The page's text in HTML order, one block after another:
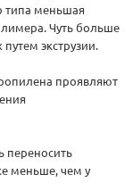
типа меньшая
Чуть больше
экструзии.
проявляют
переносить
меньше, чем у